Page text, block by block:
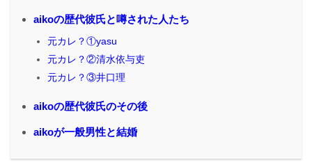
aikoの歴代彼氏と噂された人たち
元カレ？①yasu
元カレ？②清水依与吏
元カレ？③井口理
aikoの歴代彼氏のその後
aikoが一般男性と結婚